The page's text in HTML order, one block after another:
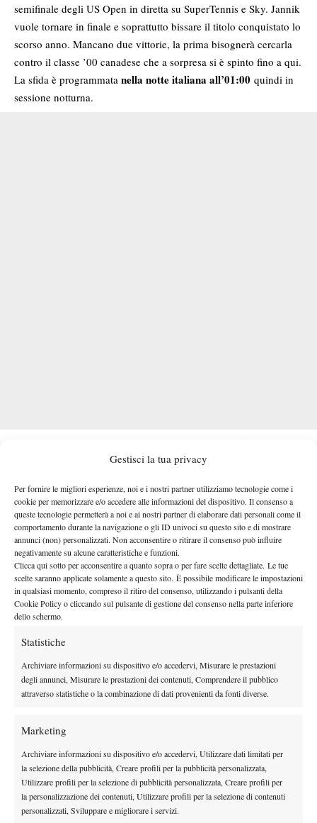
Gestisci la tua privacy
Per fornire le migliori esperienze, noi e i nostri partner utilizziamo tecnologie come i
cookie per memorizzare e/o accedere alle informazioni del dispositivo. Il consenso a
queste tecnologie permetterà a noi e ai nostri partner di elaborare dati personali come il
comportamento durante la navigazione o gli ID univoci su questo sito e di mostrare
annunci (non) personalizzati. Non acconsentire o ritirare il consenso può influire
negativamente su alcune caratteristiche e funzioni.
Clicca qui sotto per acconsentire a quanto sopra o per fare scelte dettagliate. Le tue
scelte saranno applicate solamente a questo sito. È possibile modificare le impostazioni
in qualsiasi momento, compreso il ritiro del consenso, utilizzando i pulsanti della
Cookie Policy o cliccando sul pulsante di gestione del consenso nella parte inferiore
dello schermo.
Statistiche
Archiviare informazioni su dispositivo e/o accedervi, Misurare le prestazioni
degli annunci, Misurare le prestazioni dei contenuti, Comprendere il pubblico
attraverso statistiche o la combinazione di dati provenienti da fonti diverse.
Marketing
Archiviare informazioni su dispositivo e/o accedervi, Utilizzare dati limitati per
la selezione della pubblicità, Creare profili per la pubblicità personalizzata,
Utilizzare profili per la selezione di pubblicità personalizzata, Creare profili per
la personalizzazione dei contenuti, Utilizzare profili per la selezione di contenuti
personalizzati, Sviluppare e migliorare i servizi.
semifinale degli US Open in diretta su SuperTennis e Sky. Jannik
vuole tornare in finale e soprattutto bissare il titolo conquistato lo
scorso anno. Mancano due vittorie, la prima bisognerà cercarla
contro il classe ’00 canadese che a sorpresa si è spinto fino a qui.
La sfida è programmata nella notte italiana all’01:00 quindi in
sessione notturna.
trasmessasia in chiaro gratuitamente su SuperTennische via
satellite – previo abbonamento – suicanali Sky Sport.A
commentare la sfida Sinner-Auger Aliassimesu SuperTennis
sarà la coppia composta daLorenzo Fares e Vincenzo
Santopadre, che già lo scorso anno accompagnarono con le loro
telecronache il campione di Sesto Pusteria verso il titolo.Su Sky
Sportla telecronaca sarà invece a cura diElena PeroePaolo
Bertolucci.
Dalle porte dell’eliminazione alla gloria:
Norrie scrive la sua favola a Montreal,
rimonta folle su de Minaur
News Wta